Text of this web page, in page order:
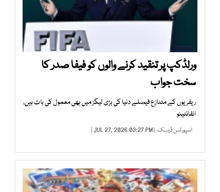
ورلڈکپ پر تنقید کرنے والوں کو فیفا صدر کا
سخت جواب
ریفریوں کے متنازع فیصلے دنیا کی بڑی لیگز میں بھی معمول کی بات ہیں،
انفانٹینو
اسپورٹس ڈیسک | JUL 27, 2026 03:27 PM |